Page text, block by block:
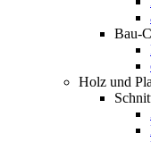
Bau-
Holz und